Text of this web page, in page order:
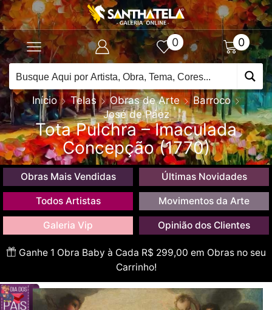
0 0
Início Telas Obras de Arte
Barroco
José de Páez
Tota Pulchra – Imaculada
Concepção (1770)
Obras Mais Vendidas Últimas Novidades
Todos Artistas Movimentos da Arte
Galeria Vip Opinião dos Clientes
Ganhe 1 Obra Baby à Cada R$ 299,00 em Obras no seu
Carrinho!